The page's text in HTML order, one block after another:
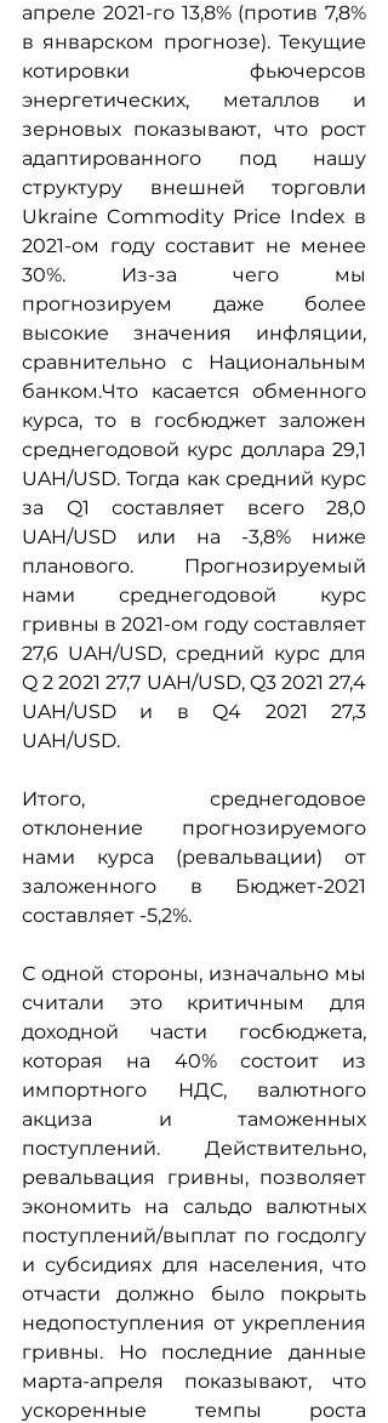
апреле 2021-го 13,8% (против 7,8%
в январском прогнозе). Текущие
котировки фьючерсов
энергетических, металлов и
зерновых показывают, что рост
адаптированного под нашу
структуру внешней торговли
Ukraine Commodity Price Index в
2021-ом году составит не менее
30%. Из-за чего мы
прогнозируем даже более
высокие значения инфляции,
сравнительно с Национальным
банком.Что касается обменного
курса, то в госбюджет заложен
среднегодовой курс доллара 29,1
UAH/USD. Тогда как средний курс
за Q1 составляет всего 28,0
UAH/USD или на -3,8% ниже
планового. Прогнозируемый
нами среднегодовой курс
гривны в 2021-ом году составляет
27,6 UAH/USD, средний курс для
Q 2 2021 27,7 UAH/USD, Q3 2021 27,4
UAH/USD и в Q4 2021 27,3
UAH/USD.
Итого, среднегодовое
отклонение прогнозируемого
нами курса (ревальвации) от
заложенного в Бюджет-2021
составляет -5,2%.
С одной стороны, изначально мы
считали это критичным для
доходной части госбюджета,
которая на 40% состоит из
импортного НДС, валютного
акциза и таможенных
поступлений. Действительно,
ревальвация гривны, позволяет
экономить на сальдо валютных
поступлений/выплат по госдолгу
и субсидиях для населения, что
отчасти должно было покрыть
недопоступления от укрепления
гривны. Но последние данные
марта-апреля показывают, что
ускоренные темпы роста